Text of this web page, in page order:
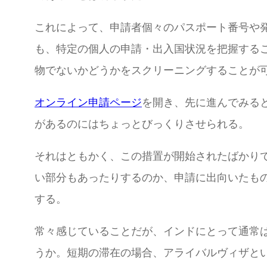
これによって、申請者個々のパスポート番号
も、特定の個人の申請・出入国状況を把握す
物でないかどうかをスクリーニングすることが
オンライン申請ページを開き、先に進んでみる
があるのにはちょっとびっくりさせられる。
それはともかく、この措置が開始されたばか
い部分もあったりするのか、申請に出向いた
する。
常々感じていることだが、インドにとって通
うか。短期の滞在の場合、アライバルヴィザ